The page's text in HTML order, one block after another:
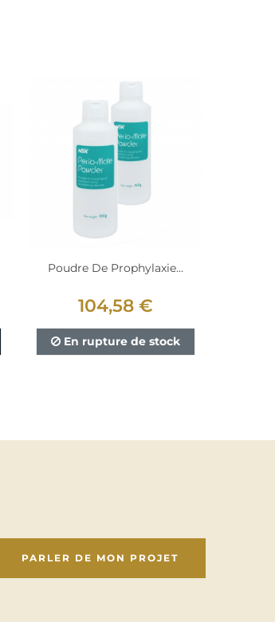
Poudre De Prophylaxie...
104,58 €
En rupture de stock
PARLER DE MON PROJET